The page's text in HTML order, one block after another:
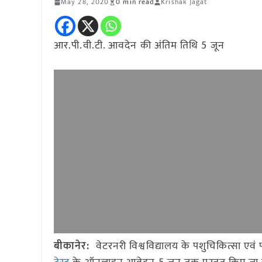
आर.पी.वी.टी. आवदेन की अंतिम तिथि 5 जून
बीकानेर: वेटरनरी विश्वविद्यालय के पशुचिकित्सा